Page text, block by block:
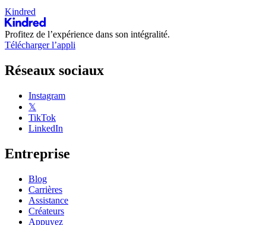
Kindred
Profitez de l’expérience dans son intégralité.
Télécharger l’appli
Réseaux sociaux
Instagram
𝕏
TikTok
LinkedIn
Entreprise
Blog
Carrières
Assistance
Créateurs
Appuyez